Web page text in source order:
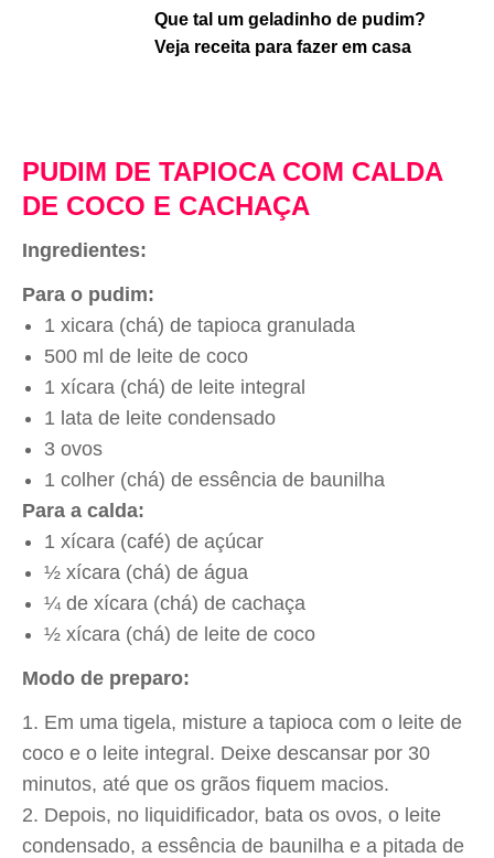
Que tal um geladinho de pudim?
Veja receita para fazer em casa
PUDIM DE TAPIOCA COM CALDA
DE COCO E CACHAÇA
Ingredientes:
Para o pudim:
1 xicara (chá) de tapioca granulada
500 ml de leite de coco
1 xícara (chá) de leite integral
1 lata de leite condensado
3 ovos
1 colher (chá) de essência de baunilha
Para a calda:
1 xícara (café) de açúcar
½ xícara (chá) de água
¼ de xícara (chá) de cachaça
½ xícara (chá) de leite de coco
Modo de preparo:
Em uma tigela, misture a tapioca com o leite de
coco e o leite integral. Deixe descansar por 30
minutos, até que os grãos fiquem macios.
Depois, no liquidificador, bata os ovos, o leite
condensado, a essência de baunilha e a pitada de